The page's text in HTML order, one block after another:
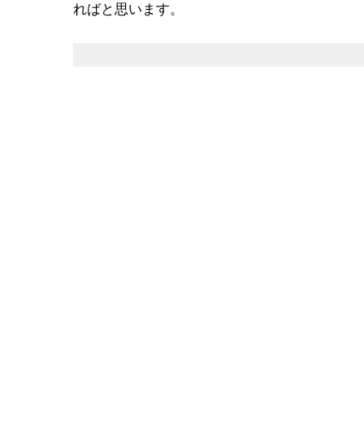
ればと思います。